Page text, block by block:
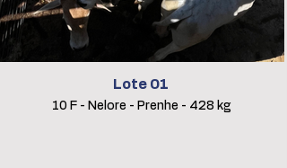
Lote 01
10 F - Nelore - Prenhe - 428 kg